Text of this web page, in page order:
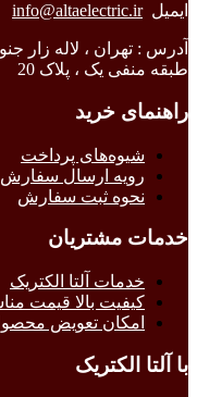
ایمیلinfo@altaelectric.ir
آدرس : تهران ، لاله زار
طبقه منفی یک ، پلاک 20
راهنمای خرید
شیوه‌های پرداخت
رویه ارسال سفارش
نحوه ثبت سفارش
خدمات مشتریان
خدمات آلتا الکتریک
کیفیت بالا قیمت
امکان تعویض
با آلتا الکتریک